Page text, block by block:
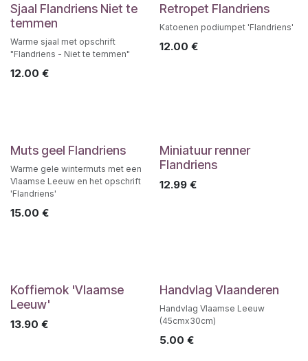
Sjaal Flandriens Niet te
temmen
Warme sjaal met opschrift
"Flandriens - Niet te temmen"
12.00 €
Retropet Flandriens
Katoenen podiumpet 'Flandriens'
12.00 €
Muts geel Flandriens
Warme gele wintermuts met een
Vlaamse Leeuw en het opschrift
'Flandriens'
15.00 €
Miniatuur renner
Flandriens
12.99€
Koffiemok 'Vlaamse
Leeuw'
13.90 €
Handvlag Vlaanderen
Handvlag Vlaamse Leeuw
(45cmx30cm)
5.00 €